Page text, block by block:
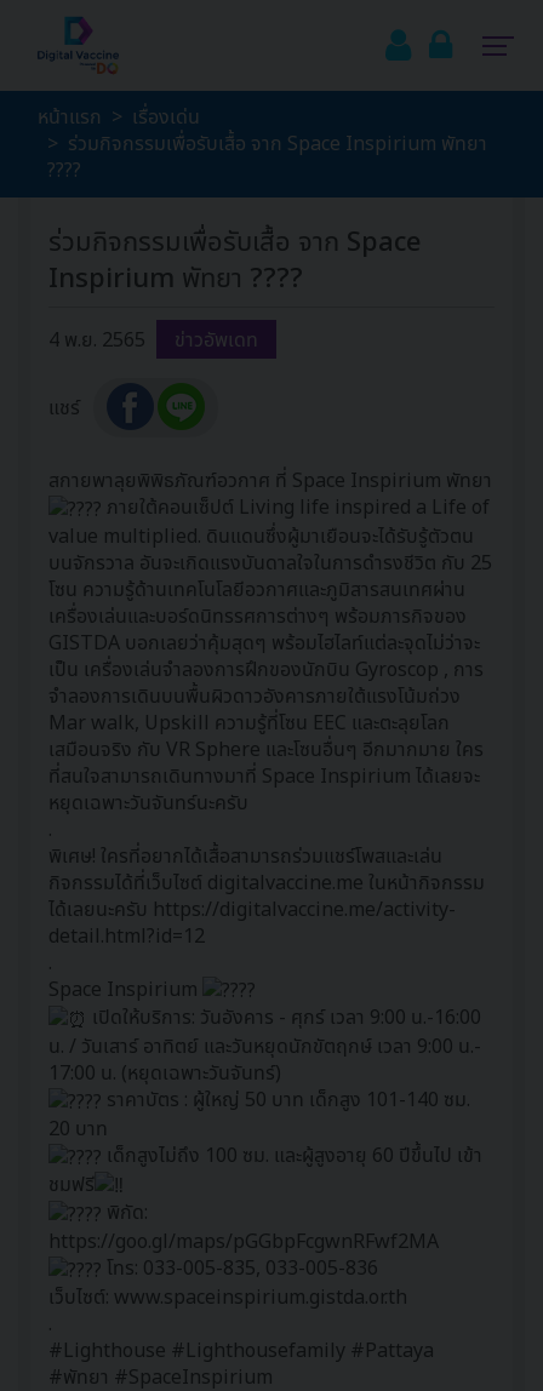
หน้าแรก
เรื่องเด่น
ร่วมกิจกรรมเพื่อรับเสื้อ จาก Space Inspirium พัทยา
????
ร่วมกิจกรรมเพื่อรับเสื้อ จาก Space
Inspirium พัทยา ????
4 พ.ย. 2565 ข่าวอัพเดท
แชร์
สกายพาลุยพิพิธภัณฑ์อวกาศ ที่ Space Inspirium พัทยา
ภายใต้คอนเซ็ปต์ Living life inspired a Life of
value multiplied. ดินแดนซึ่งผู้มาเยือนจะได้รับรู้ตัวตน
บนจักรวาล อันจะเกิดแรงบันดาลใจในการดำรงชีวิต กับ 25
โซน ความรู้ด้านเทคโนโลยีอวกาศและภูมิสารสนเทศผ่าน
เครื่องเล่นและบอร์ดนิทรรศการต่างๆ พร้อมภารกิจของ
GISTDA บอกเลยว่าคุ้มสุดๆ พร้อมไฮไลท์แต่ละจุดไม่ว่าจะ
เป็น เครื่องเล่นจำลองการฝึกของนักบิน Gyroscop , การ
จำลองการเดินบนพื้นผิวดาวอังคารภายใต้แรงโน้มถ่วง
Mar walk, Upskill ความรู้ที่โซน EEC และตะลุยโลก
เสมือนจริง กับ VR Sphere และโซนอื่นๆ อีกมากมาย ใคร
ที่สนใจสามารถเดินทางมาที่ Space Inspirium ได้เลยจะ
หยุดเฉพาะวันจันทร์นะครับ
.
พิเศษ! ใครที่อยากได้เสื้อสามารถร่วมแชร์โพสและเล่น
กิจกรรมได้ที่เว็บไซต์ digitalvaccine.me ในหน้ากิจกรรม
ได้เลยนะครับ https://digitalvaccine.me/activity-
detail.html?id=12
.
Space Inspirium
เปิดให้บริการ: วันอังคาร - ศุกร์ เวลา 9:00 น.-16:00
น. / วันเสาร์ อาทิตย์ และวันหยุดนักขัตฤกษ์ เวลา 9:00 น.-
17:00 น. (หยุดเฉพาะวันจันทร์)
ราคาบัตร : ผู้ใหญ่ 50 บาท เด็กสูง 101-140 ซม.
20 บาท
เด็กสูงไม่ถึง 100 ซม. และผู้สูงอายุ 60 ปีขึ้นไป เข้า
ชมฟรี
พิกัด:
https://goo.gl/maps/pGGbpFcgwnRFwf2MA
โทร: 033-005-835, 033-005-836
เว็บไซต์: www.spaceinspirium.gistda.or.th
.
#Lighthouse #Lighthousefamily #Pattaya
#พัทยา #SpaceInspirium